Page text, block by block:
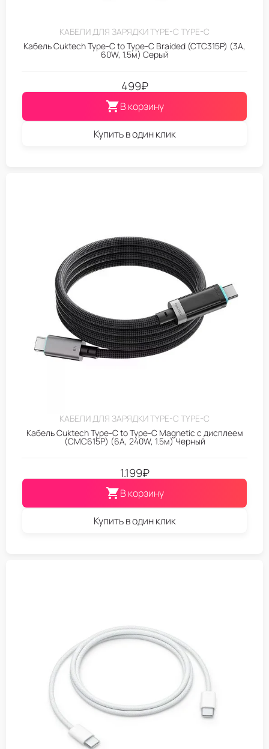
КАБЕЛИ ДЛЯ ЗАРЯДКИ TYPE-C TYPE-C
Кабель Cuktech Type-C to Type-C Braided (CTC315P) (3A,
60W, 1.5м) Серый
499₽
В корзину
Купить в один клик
КАБЕЛИ ДЛЯ ЗАРЯДКИ TYPE-C TYPE-C
Кабель Cuktech Type-C to Type-C Magnetic с дисплеем
(CMC615P) (6A, 240W, 1.5м) Черный
1.199₽
В корзину
Купить в один клик